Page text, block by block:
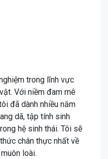
trong lĩnh vực
Với niềm đam mê
đã dành nhiều năm
dã, tập tính sinh
hệ sinh thái. Tôi sẽ
chân thực nhất về
loài.